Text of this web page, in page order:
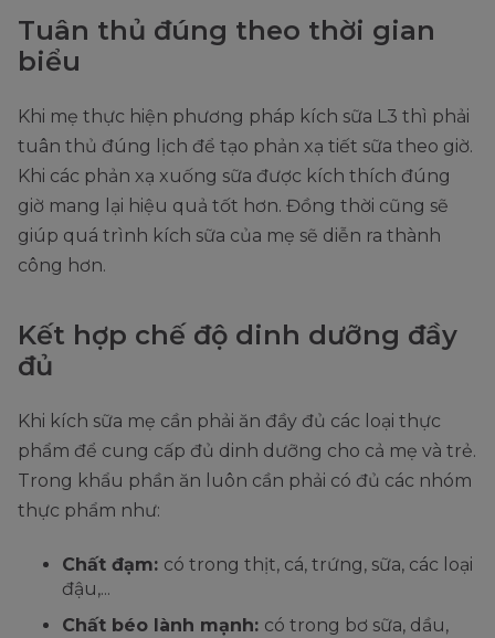
Tuân thủ đúng theo thời gian
biểu
Khi mẹ thực hiện phương pháp kích sữa L3 thì phải
tuân thủ đúng lịch để tạo phản xạ tiết sữa theo giờ.
Khi các phản xạ xuống sữa được kích thích đúng
giờ mang lại hiệu quả tốt hơn. Đồng thời cũng sẽ
giúp quá trình kích sữa của mẹ sẽ diễn ra thành
công hơn.
Kết hợp chế độ dinh dưỡng đầy
đủ
Khi kích sữa mẹ cần phải ăn đầy đủ các loại thực
phẩm để cung cấp đủ dinh dưỡng cho cả mẹ và trẻ.
Trong khẩu phần ăn luôn cần phải có đủ các nhóm
thực phẩm như:
Chất đạm: có trong thịt, cá, trứng, sữa, các loại
đậu,...
Chất béo lành mạnh: có trong bơ sữa, dầu,